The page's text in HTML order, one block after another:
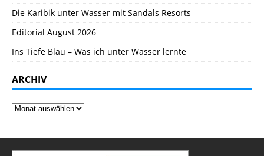
Die Karibik unter Wasser mit Sandals Resorts
Editorial August 2026
Ins Tiefe Blau – Was ich unter Wasser lernte
ARCHIV